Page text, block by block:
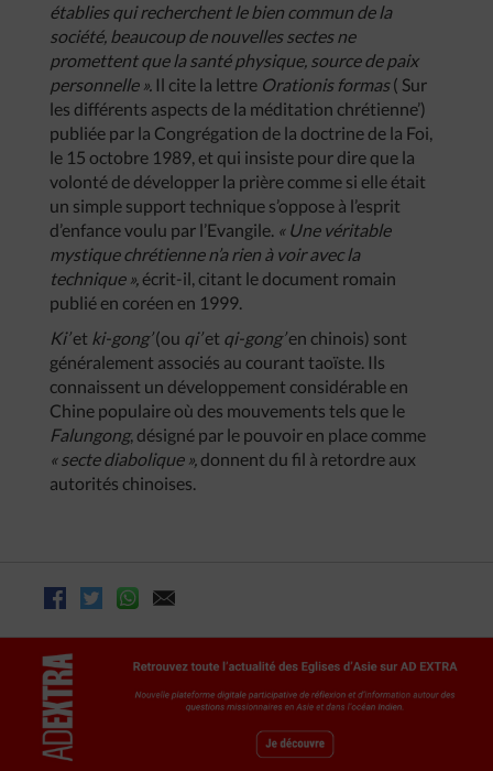
établies qui recherchent le bien commun de la
société, beaucoup de nouvelles sectes ne
promettent que la santé physique, source de paix
personnelle ». Il cite la lettre Orationis formas( Sur
les différents aspects de la méditation chrétienne’)
publiée par la Congrégation de la doctrine de la Foi,
le 15 octobre 1989, et qui insiste pour dire que la
volonté de développer la prière comme si elle était
un simple support technique s’oppose à l’esprit
d’enfance voulu par l’Evangile. « Une véritable
mystique chrétienne n’a rien à voir avec la
technique », écrit-il, citant le document romain
publié en coréen en 1999.
Ki’et ki-gong’(ou qi’et qi-gong’en chinois) sont
généralement associés au courant taoïste. Ils
connaissent un développement considérable en
Chine populaire où des mouvements tels que le
Falungong, désigné par le pouvoir en place comme
« secte diabolique », donnent du fil à retordre aux
autorités chinoises.